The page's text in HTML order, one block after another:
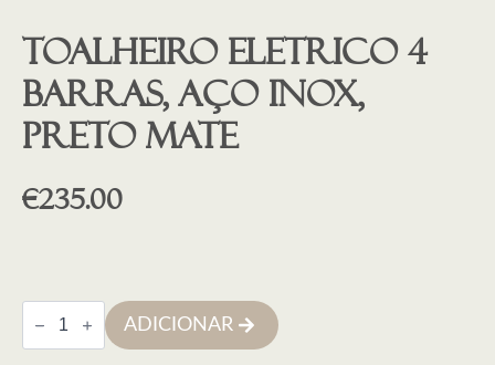
Toalheiro eletrico 4
barras, aço inox,
preto mate
€235.00
Quantidade
de
Toalheiro
ADICIONAR